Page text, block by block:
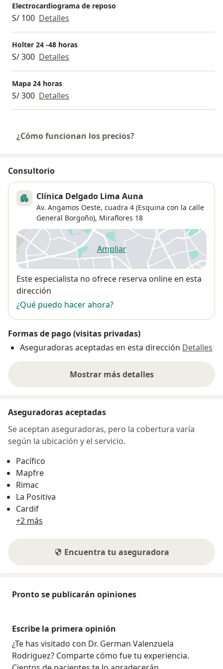
verdad, respetando la integridad de los pacientes, a
quienes les dedico todos mis esfuerzos.
Electrocardiograma de reposo
S/ 100 Detalles
Holter 24 -48 horas
S/ 300 Detalles
Mapa 24 horas
S/ 300 Detalles
¿Cómo funcionan los precios?
Consultorio
Clínica Delgado Lima Auna
Av. Angamos Oeste, cuadra 4 (Esquina con la calle
General Borgoño), Miraflores 18
Ampliarse abre en una nueva
Disponibilidad
Este especialista no ofrece reserva online en esta
dirección
¿Qué puedo hacer ahora?
Formas de pago (visitas privadas)
Aseguradoras aceptadas en esta dirección Detalles
Mostrar más detalles
sobre la dirección
Aseguradoras aceptadas
Se aceptan aseguradoras, pero la cobertura varía
según la ubicación y el servicio.
Pacífico
Mapfre
Rimac
La Positiva
Cardif
+2 más
Encuentra tu aseguradora
Pronto se publicarán opiniones
Escribe la primera opinión
¿Te has visitado con Dr. German Valenzuela
Rodriguez? Comparte cómo fue tu experiencia.